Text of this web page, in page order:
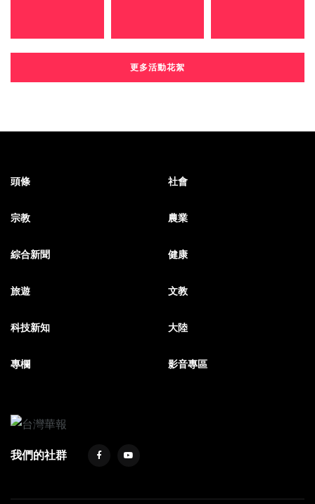
更多活動花絮
頭條 社會
宗教 農業
綜合新聞 健康
旅遊 文教
科技新知 大陸
專欄 影音專區
我們的社群